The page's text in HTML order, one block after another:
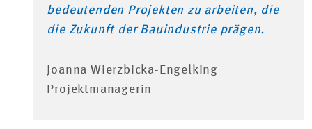
bedeutenden Projekten zu arbeiten, die
die Zukunft der Bauindustrie prägen.
Joanna Wierzbicka-Engelking
Projektmanagerin